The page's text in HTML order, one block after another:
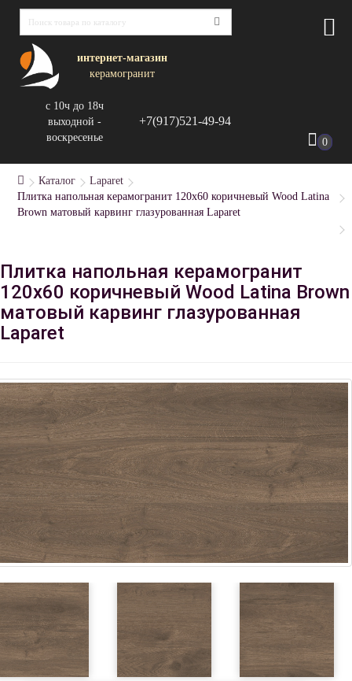
интернет-магазин
керамогранит
с 10ч до 18ч
выходной -
воскресенье
+7(917)521-49-94
0
Каталог
Laparet
Плитка напольная керамогранит 120x60 коричневый Wood Latina
Brown матовый карвинг глазурованная Laparet
Плитка напольная керамогранит
120x60 коричневый Wood Latina Brown
матовый карвинг глазурованная
Laparet